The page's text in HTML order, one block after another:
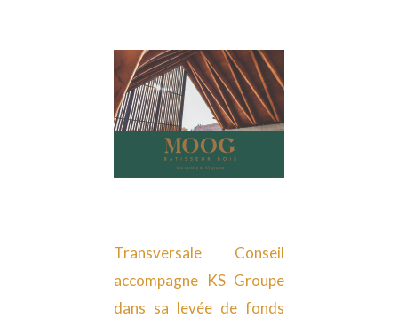
Transversale Conseil
accompagne KS Groupe
dans sa levée de fonds